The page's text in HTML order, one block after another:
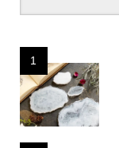
1